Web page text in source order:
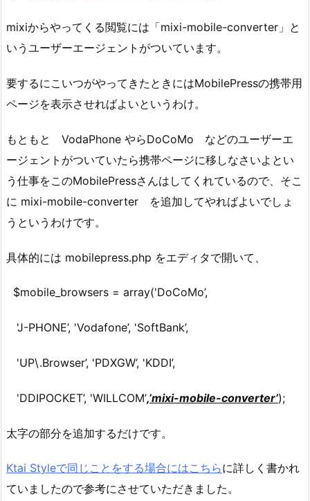
mixiからやってくる閲覧には「mixi-mobile-converter」と
いうユーザーエージェントがついています。
要するにこいつがやってきたときにはMobilePressの携帯用
ページを表示させればよいというわけ。
もともと VodaPhone やらDoCoMo などのユーザーエ
ージェントがついていたら携帯ページに移しなさいよとい
う仕事をこのMobilePressさんはしてくれているので、そこ
に mixi-mobile-converter を追加してやればよいでしょ
うというわけです。
具体的には mobilepress.php をエディタで開いて、
$mobile_browsers = array('DoCoMo’,
'J-PHONE’, 'Vodafone’, 'SoftBank’,
'UP\.Browser’, 'PDXGW’, 'KDDI’,
'DDIPOCKET’, 'WILLCOM’,’mixi-mobile-converter’);
太字の部分を追加するだけです。
Ktai Styleで同じことをする場合にはこちらに詳しく書かれ
ていましたので参考にさせていただきました。